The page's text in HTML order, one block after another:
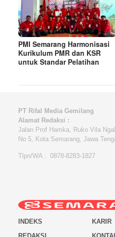
PMI Semarang Harmonisasi
Kurikulum PMR dan KSR
untuk Standar Pelatihan
PT Rifal Media Gemilang
Alamat Redaksi :
Jalan Prof Hamka, Ruko Vila
No 5, Kota Semarang, Jawa
Tlpn/WA : 0878-8283-1827
INDEKS KARIR